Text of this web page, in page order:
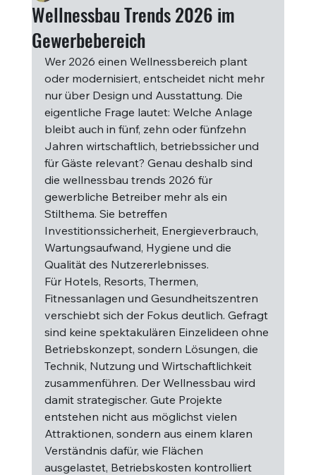
Wellnessbau Trends 2026 im
Gewerbebereich
Wer 2026 einen Wellnessbereich plant
oder modernisiert, entscheidet nicht mehr
nur über Design und Ausstattung. Die
eigentliche Frage lautet: Welche Anlage
bleibt auch in fünf, zehn oder fünfzehn
Jahren wirtschaftlich, betriebssicher und
für Gäste relevant? Genau deshalb sind
die wellnessbau trends 2026 für
gewerbliche Betreiber mehr als ein
Stilthema. Sie betreffen
Investitionssicherheit, Energieverbrauch,
Wartungsaufwand, Hygiene und die
Qualität des Nutzererlebnisses.
Für Hotels, Resorts, Thermen,
Fitnessanlagen und Gesundheitszentren
verschiebt sich der Fokus deutlich. Gefragt
sind keine spektakulären Einzelideen ohne
Betriebskonzept, sondern Lösungen, die
Technik, Nutzung und Wirtschaftlichkeit
zusammenführen. Der Wellnessbau wird
damit strategischer. Gute Projekte
entstehen nicht aus möglichst vielen
Attraktionen, sondern aus einem klaren
Verständnis dafür, wie Flächen
ausgelastet, Betriebskosten kontrolliert